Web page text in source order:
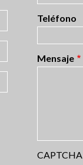
Teléfono
Mensaje
CAPTCHA